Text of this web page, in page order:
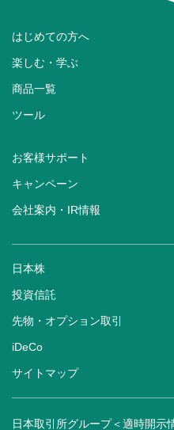
はじめての方へ
楽しむ・学ぶ
商品一覧
ツール
お客様サポート
キャンペーン
会社案内・IR情報
日本株
投資信託
先物・オプション取引
iDeCo
サイトマップ
日本取引所グループ＜適時開示